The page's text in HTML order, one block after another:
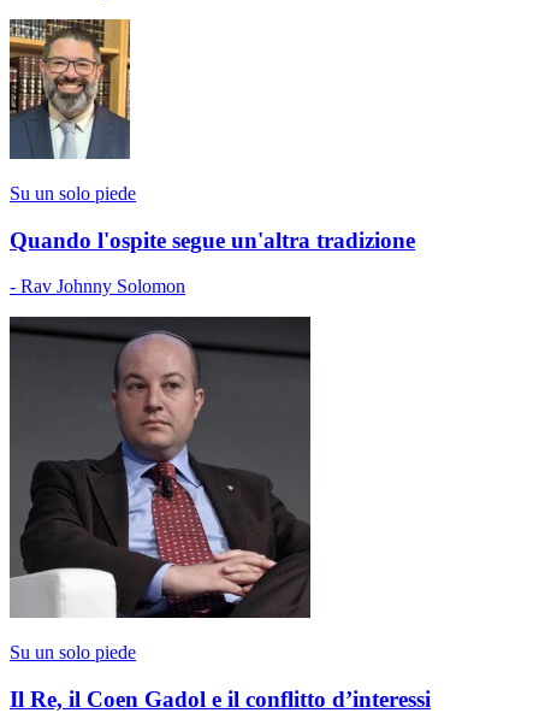
Su un solo piede
Quando l'ospite segue un'altra tradizione
- Rav Johnny Solomon
Su un solo piede
Il Re, il Coen Gadol e il conflitto d’interessi